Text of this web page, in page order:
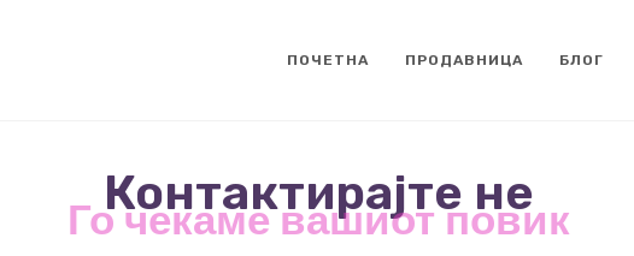
ПОЧЕТНА ПРОДАВНИЦА БЛОГ
Контактирајте не
Го чекаме вашиот повик